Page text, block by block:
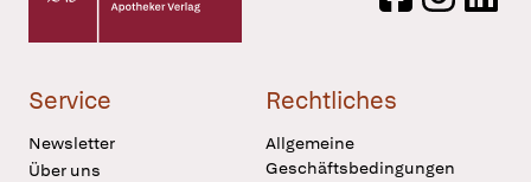
Service
Newsletter
Über uns
Rechtliches
Allgemeine
Geschäftsbedingungen